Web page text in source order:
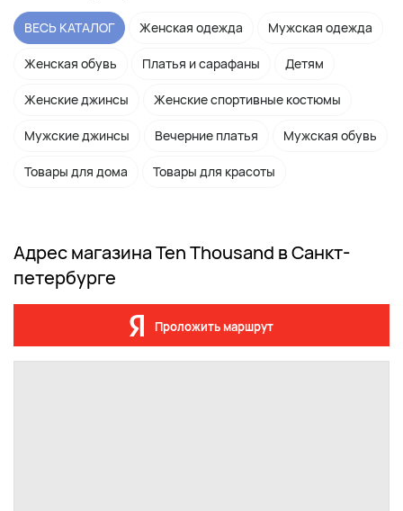
ВЕСЬ КАТАЛОГ Женская одежда Мужская одежда
Женская обувь Платья и сарафаны Детям
Женские джинсы Женские спортивные костюмы
Мужские джинсы Вечерние платья Мужская обувь
Товары для дома Товары для красоты
Адрес магазина Ten Thousand в Санкт-
петербурге
Проложить маршрут